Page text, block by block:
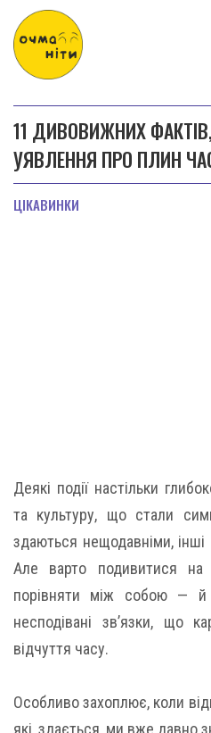
11 ДИВОВИЖНИХ
УЯВЛЕННЯ ПРО ПЛИН
ЦІКАВИНКИ
Деякі події настільки
та культуру, що стали
здаються нещодавніми,
Але варто подивитися
порівняти між собою —
несподівані зв’язки, що
відчуття часу.
Особливо захоплює, коли
які, здається, ми вже давно